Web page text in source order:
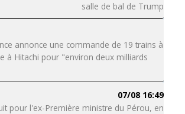
salle de bal de Trump
annonce une commande de 19 trains à
à Hitachi pour "environ deux milliards
07/08 16:49
pour l'ex-Première ministre du Pérou, en